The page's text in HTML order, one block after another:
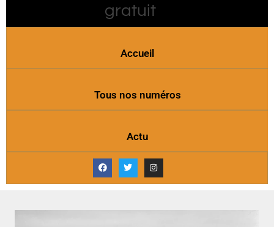
gratuit
Accueil
Tous nos numéros
Actu